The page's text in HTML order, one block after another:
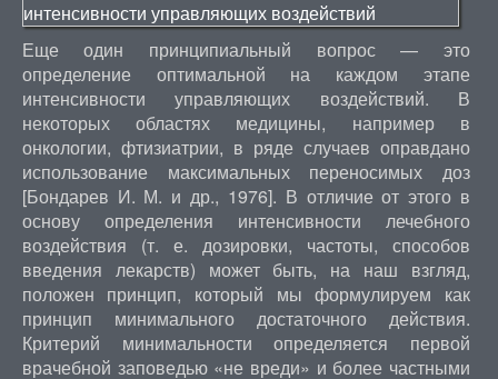
Еще один принципиальный вопрос — это
определение оптимальной на каждом этапе
интенсивности управляющих воздействий. В
некоторых областях медицины, например в
онкологии, фтизиатрии, в ряде случаев оправдано
использование максимальных переносимых доз
[Бондарев И. М. и др., 1976]. В отличие от этого в
основу определения интенсивности лечебного
воздействия (т. е. дозировки, частоты, способов
введения лекарств) может быть, на наш взгляд,
положен принцип, который мы формулируем как
принцип минимального достаточного действия.
Критерий минимальности определяется первой
врачебной заповедью «не вреди» и более частными